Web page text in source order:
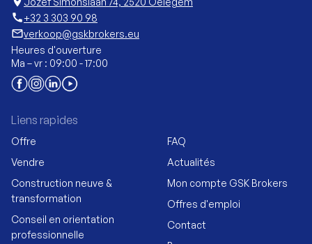
call+32 3 303 90 98
mail_outlineverkoop@gskbrokers.eu
Heures d'ouverture
Ma – vr : 09:00 - 17:00
Liens rapides
Offre
Vendre
Construction neuve &
transformation
Conseil en orientation
professionnelle
FAQ
Actualités
Mon compte GSK Brokers
Offres d'emploi
Contact